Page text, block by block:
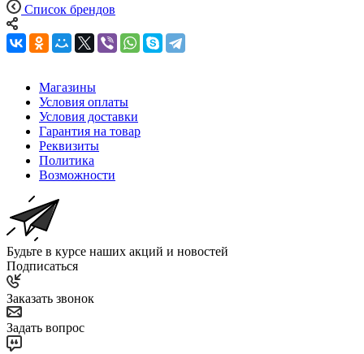
Список брендов
Магазины
Условия оплаты
Условия доставки
Гарантия на товар
Реквизиты
Политика
Возможности
Будьте в курсе наших акций и новостей
Подписаться
Заказать звонок
Задать вопрос